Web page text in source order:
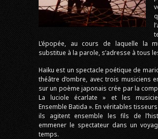
L’épopée, au cours de laquelle la
substitue à la parole, s’adresse à tous
Haïku est un spectacle poétique de
théâtre d’ombre, avec trois musiciens
sur un poème japonais crée par la
La luciole écarlate » et les
Ensemble Batida ». En véritables
ils agitent ensemble les fils de
emmener le spectateur dans un
temps.